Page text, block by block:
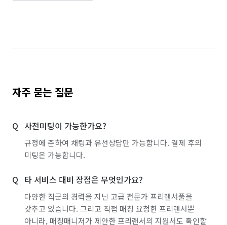
자주 묻는 질문
사전미팅이 가능한가요?
규정에 준하여 채팅과 유선상담만 가능합니다. 결제 후의
미팅은 가능합니다.
타 서비스 대비 장점은 무엇인가요?
다양한 직군의 경력을 지닌 고급 전문가 프리랜서풀을
갖추고 있습니다. 그리고 직접 매칭 요청한 프리랜서뿐
아니라, 매칭매니저가 제안한 프리랜서의 지원서도 확인할